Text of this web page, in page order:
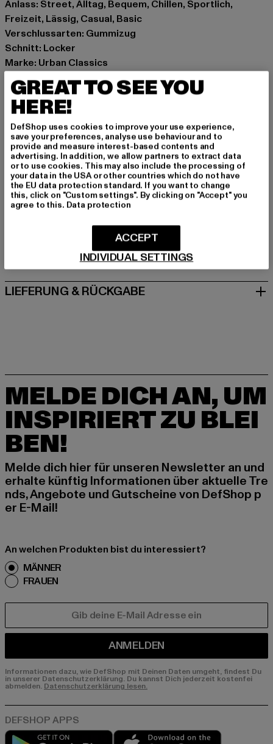
Anlass: Street, Alltag, Bequem, Chillen, Sportlich,
Freizeit, Lässig, Casual, Basic
Verschlussarten: Gummizug
Schnitt: Locker
Marke: Urban Classics
Kat.: Trousers - Sweat
Farbe: blau
Hersteller Farbe: navy
Materialzusammensetzung: 100% Baumwolle
Art.Nr: UCK014B-00155
Hersteller: TB International GmbH |info@tbint.de
Dr.-Robert-Murjahn-Straße 7 | 64372 Ober-Ramstadt |
DE
GRÖSSE & PASSFORM
PFLEGEHINWEISE
LIEFERUNG & RÜCKGABE
MELDE DICH AN, UM
INSPIRIERT ZU BLEI
BEN!
Melde dich hier für unseren Newsletter an und
erhalte künftig Informationen über aktuelle Tre
nds, Angebote und Gutscheine von DefShop p
er E-Mail!
An welchen Produkten bist du interessiert?
MÄNNER
FRAUEN
ANMELDEN
Informationen dazu, wie DefShop mit Deinen Daten umgeht, findest Du
in unserer Datenschutzerklärung. Du kannst Dich jederzeit kostenfei
abmelden. Datenschutzerklärung lesen.
Play market
GREAT TO SEE YOU
HERE!
DefShop uses cookies to improve your use experience,
save your preferences, analyse use behaviour and to
provide and measure interest-based contents and
advertising. In addition, we allow partners to extract data
or to use cookies. This may also include the processing of
your data in the USA or other countries which do not have
the EU data protection standard. If you want to change
this, click on "Custom settings". By clicking on "Accept" you
agree to this. Data protection
INDIVIDUAL SETTINGS
ACCEPT